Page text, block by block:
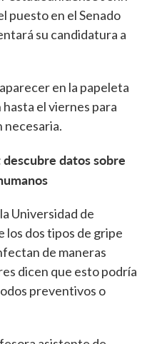
puesto en el Senado
su candidatura a
en la papeleta
el viernes para
necesaria.
datos sobre
Universidad de
dos tipos de gripe
de maneras
dicen que esto podría
preventivos o